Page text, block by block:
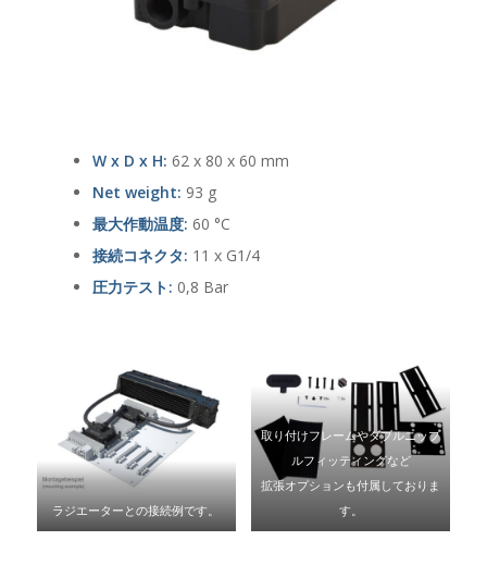
W x D x H:62 x 80 x 60 mm
Net weight: 93 g
最大作動温度: 60 °C
接続コネクタ: 11 x G1/4
圧力テスト: 0,8 Bar
ラジエーターとの接続例です。
取り付けフレームやダブルニップ
ルフィッティングなど
拡張オプションも付属しておりま
す。